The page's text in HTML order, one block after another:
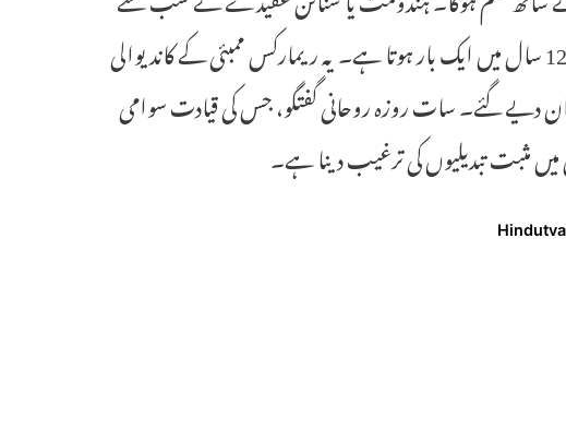
بڑے تہواروں میں سے ایک کے طور پر جانا جاتا ہے، مہا کمبھ 12 سال میں ایک بار ہوتا ہے۔ یہ ریمارکس ممبئی کے کاندیوالی
دیے گئے۔ سات روزہ روحانی گفتگو، جس کی قیادت سوامی
مثبت تبدیلیوں کی ترغیب دینا ہے۔
Hindutva